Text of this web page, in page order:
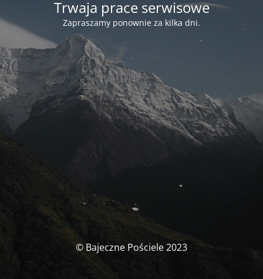
Trwaja prace serwisowe
Zapraszamy ponownie za kilka dni.
© Bajeczne Pościele 2023